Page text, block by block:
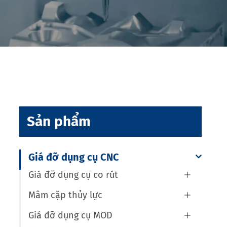
Sản phẩm
Giá đỡ dụng cụ CNC
Giá đỡ dụng cụ co rút 
Mâm cặp thủy lực 
Giá đỡ dụng cụ MOD 